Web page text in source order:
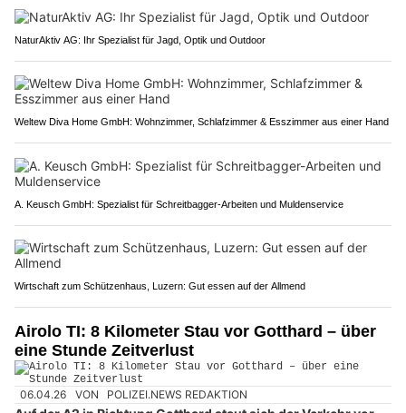
NaturAktiv AG: Ihr Spezialist für Jagd, Optik und Outdoor
Weltew Diva Home GmbH: Wohnzimmer, Schlafzimmer & Esszimmer aus einer Hand
A. Keusch GmbH: Spezialist für Schreitbagger-Arbeiten und Muldenservice
Wirtschaft zum Schützenhaus, Luzern: Gut essen auf der Allmend
Airolo TI: 8 Kilometer Stau vor Gotthard – über
eine Stunde Zeitverlust
06.04.26 VON POLIZEI.NEWS REDAKTION